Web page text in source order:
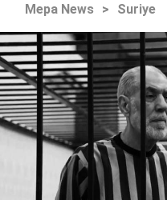
Mepa News > Suriye